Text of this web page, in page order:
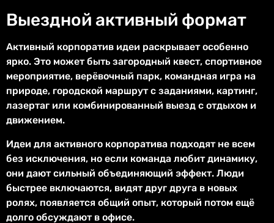
Выездной активный формат
Активный корпоратив идеи раскрывает особенно
ярко. Это может быть загородный квест, спортивное
мероприятие, верёвочный парк, командная игра на
природе, городской маршрут с заданиями, картинг,
лазертаг или комбинированный выезд с отдыхом и
движением.
Идеи для активного корпоратива подходят не всем
без исключения, но если команда любит динамику,
они дают сильный объединяющий эффект. Люди
быстрее включаются, видят друг друга в новых
ролях, появляется общий опыт, который потом ещё
долго обсуждают в офисе.